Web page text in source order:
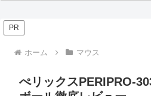
PR
ホーム マウス
ぺリックスPERIPRO-